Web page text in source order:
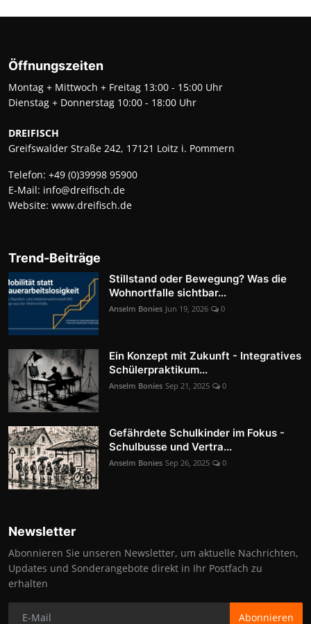
Öffnungszeiten
Montag + Mittwoch + Freitag 13:00 - 15:00 Uhr
Dienstag + Donnerstag 10:00 - 18:00 Uhr
DREIFISCH
Greifswalder Straße 242, 17121 Loitz i. Pommern
Telefon: +49 (0)39998 95900
E-Mail: info@dreifisch.de
Website: www.dreifisch.de
Trend-Beiträge
Stillstand oder Bewegung? Was die
Wohnortfalle sichtbar...
Anselm Bonies Jun 19, 2026 0
Ein Konzept mit Zukunft - Integratives
Schülerpraktikum...
Anselm Bonies Sep 21, 2025 0
Gefährdete Schulkinder im Fokus -
Schulbusse und Vertra...
Anselm Bonies Sep 26, 2025 0
Newsletter
Abonnieren Sie unseren Newsletter, um aktuelle Nachrichten,
Updates und Sonderangebote direkt in Ihr Postfach zu
erhalten
Abonnieren